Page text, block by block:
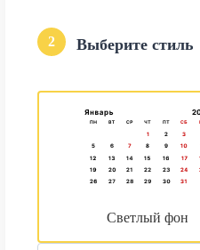
2 Выберите стиль
Светлый фон